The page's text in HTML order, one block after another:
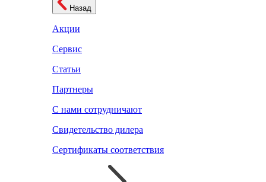
Назад
Акции
Сервис
Статьи
Партнеры
С нами сотрудничают
Свидетельство дилера
Сертификаты соответствия